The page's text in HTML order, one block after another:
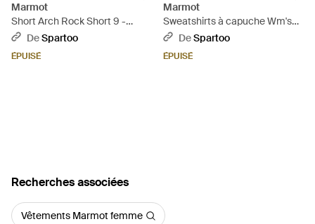
Marmot
Short Arch Rock Short 9 -
Neutre
DeSpartoo
ÉPUISÉ
Marmot
Sweatshirts à capuche Wm's
Coastal Hoody - Gris
DeSpartoo
ÉPUISÉ
Recherches associées
Vêtements Marmot femme